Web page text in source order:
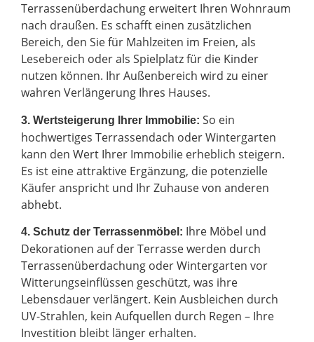
Terrassenüberdachung erweitert Ihren Wohnraum
nach draußen. Es schafft einen zusätzlichen
Bereich, den Sie für Mahlzeiten im Freien, als
Lesebereich oder als Spielplatz für die Kinder
nutzen können. Ihr Außenbereich wird zu einer
wahren Verlängerung Ihres Hauses.
3. Wertsteigerung Ihrer Immobilie: So ein
hochwertiges Terrassendach oder Wintergarten
kann den Wert Ihrer Immobilie erheblich steigern.
Es ist eine attraktive Ergänzung, die potenzielle
Käufer anspricht und Ihr Zuhause von anderen
abhebt.
4. Schutz der Terrassenmöbel: Ihre Möbel und
Dekorationen auf der Terrasse werden durch
Terrassenüberdachung oder Wintergarten vor
Witterungseinflüssen geschützt, was ihre
Lebensdauer verlängert. Kein Ausbleichen durch
UV-Strahlen, kein Aufquellen durch Regen – Ihre
Investition bleibt länger erhalten.